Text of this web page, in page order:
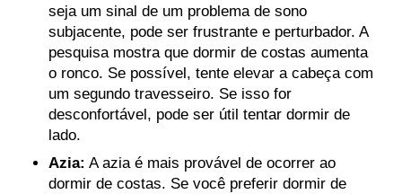
seja um sinal de um problema de sono
subjacente, pode ser frustrante e perturbador. A
pesquisa mostra que dormir de costas aumenta
o ronco. Se possível, tente elevar a cabeça com
um segundo travesseiro. Se isso for
desconfortável, pode ser útil tentar dormir de
lado.
Azia: A azia é mais provável de ocorrer ao
dormir de costas. Se você preferir dormir de